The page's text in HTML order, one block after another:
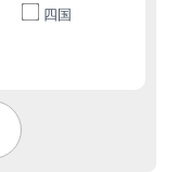
四国